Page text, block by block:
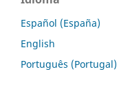
Español (España)
English
Português (Portugal)